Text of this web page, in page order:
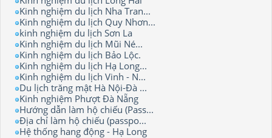
Kinh nghiệm du lịch Nha Tran...
Kinh nghiệm du lịch Quy Nhơn...
kinh nghiệm du lịch Sơn La
Kinh nghiệm du lịch Mũi Né...
Kinh nghiệm du lịch Bảo Lộc.
Kinh nghiệm du lịch Hạ Long...
Kinh nghiệm du lịch Vinh - N...
Du lịch trăng mật Hà Nội-Đà ...
Kinh nghiệm Phượt Đà Nẵng
Hướng dẫn làm hộ chiếu (Pass...
Địa chỉ làm hộ chiếu (passpo...
Hệ thống hang động - Hạ Long